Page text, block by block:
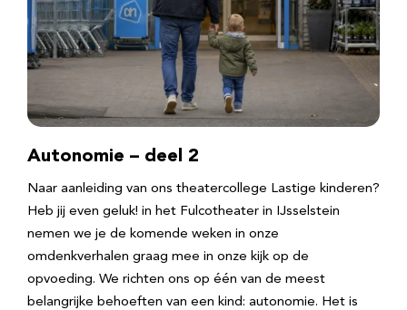
Autonomie – deel 2
Naar aanleiding van ons theatercollege Lastige kinderen?
Heb jij even geluk! in het Fulcotheater in IJsselstein
nemen we je de komende weken in onze
omdenkverhalen graag mee in onze kijk op de
opvoeding. We richten ons op één van de meest
belangrijke behoeften van een kind: autonomie. Het is